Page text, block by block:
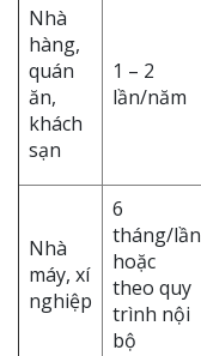
Nhà
hàng,
quán
ăn,
khách
sạn
1 – 2
lần/năm
Nhà
máy, xí
nghiệp
6
tháng/lần
hoặc
theo quy
trình nội
bộ